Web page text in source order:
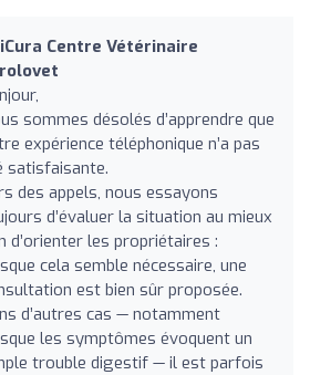
Centre Vétérinaire
sommes désolés d’apprendre que
expérience téléphonique n’a pas
satisfaisante.
des appels, nous essayons
d’évaluer la situation au mieux
d’orienter les propriétaires :
cela semble nécessaire, une
est bien sûr proposée.
d’autres cas — notamment
les symptômes évoquent un
trouble digestif — il est parfois